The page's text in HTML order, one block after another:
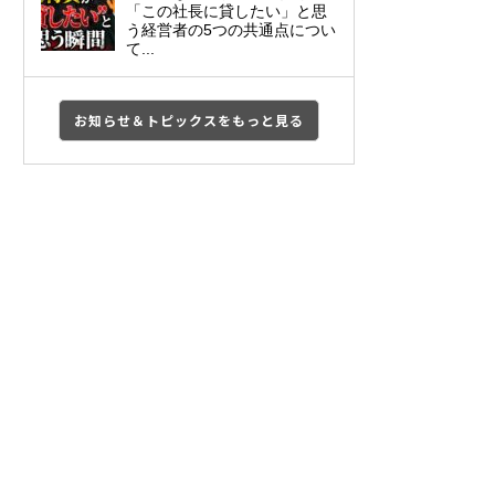
「この社長に貸したい」と思
う経営者の5つの共通点につい
て...
お知らせ＆トピックスをもっと見る